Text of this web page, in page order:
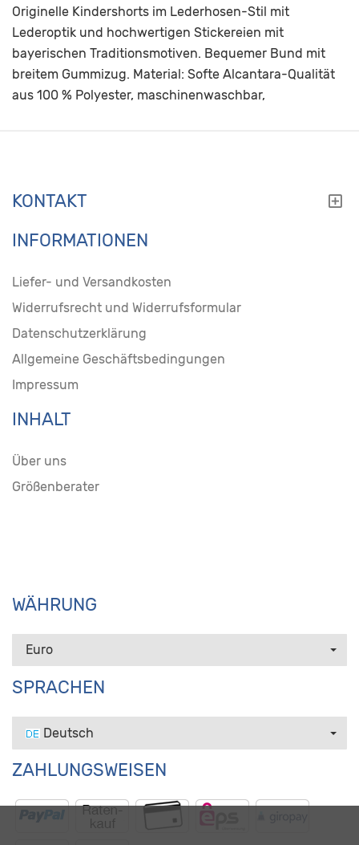
Originelle Kindershorts im Lederhosen-Stil mit
Lederoptik und hochwertigen Stickereien mit
bayerischen Traditionsmotiven. Bequemer Bund mit
breitem Gummizug. Material: Softe Alcantara-Qualität
aus 100 % Polyester, maschinenwaschbar,
KONTAKT
INFORMATIONEN
Liefer- und Versandkosten
Widerrufsrecht und Widerrufsformular
Datenschutzerklärung
Allgemeine Geschäftsbedingungen
Impressum
INHALT
Über uns
Größenberater
WÄHRUNG
Euro
SPRACHEN
Deutsch
ZAHLUNGSWEISEN